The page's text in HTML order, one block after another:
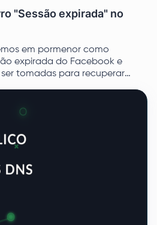
"Sessão expirada" no
em pormenor como
expirada do Facebook e
tomadas para recuperar